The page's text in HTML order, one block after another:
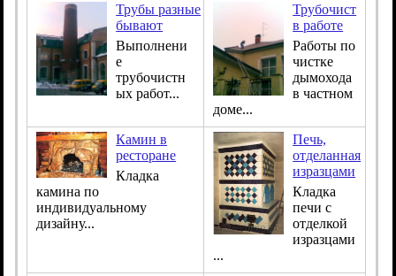
Трубы разные
бывают
Выполнени
е
трубочистн
ых работ...
Трубочист
в работе
Работы по
чистке
дымохода
в частном
доме...
Камин в
ресторане
Кладка
камина по
индивидуальному
дизайну...
Печь,
отделанная
изразцами
Кладка
печи с
отделкой
изразцами
...